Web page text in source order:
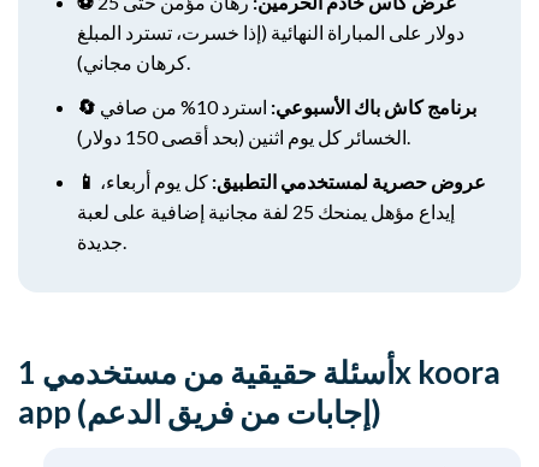
دولار على المباراة النهائية (إذا خسرت، تسترد المبلغ
كرهان مجاني).
🔄 برنامج كاش باك الأسبوعي:
استرد 10% من صافي
الخسائر كل يوم اثنين (بحد أقصى 150 دولار).
📱 عروض حصرية لمستخدمي التطبيق: كل يوم أربعاء،
إيداع مؤهل يمنحك 25 لفة مجانية إضافية على لعبة
جديدة.
أسئلة حقيقية من مستخدمي 1x koora
app (إجابات من فريق الدعم)